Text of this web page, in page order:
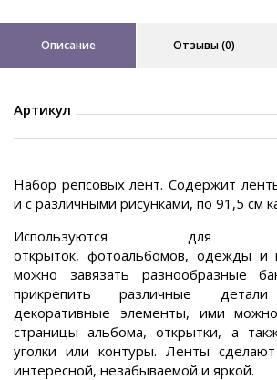
Описание Отзывы (0)
Артикул
Набор репсовых лент. Содержит
и с различными рисунками, по 91,5 см
Используются для
открыток, фотоальбомов, одежды
можно завязать разнообразные
прикрепить различные
декоративные элементы, ими
страницы альбома, открытки, а
уголки или контуры. Ленты
интересной, незабываемой и яркой.